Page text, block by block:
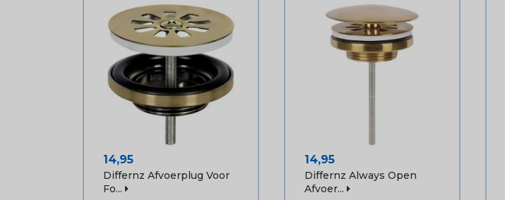
Prijs
14,95
Differnz Afvoerplug Voor
Fo...
Prijs
14,95
Differnz Always Open
Afvoer...